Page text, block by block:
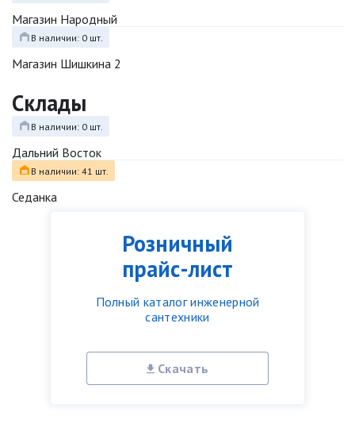
Розничный
прайс-лист
Полный каталог инженерной
сантехники
Скачать
Магазин Народный
В наличии: 0 шт.
Магазин Шишкина 2
Склады
В наличии: 0 шт.
Дальний Восток
В наличии: 41 шт.
Седанка